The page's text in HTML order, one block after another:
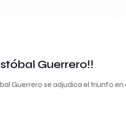
Guerrero!!
Guerrero se adjudica el triunfo